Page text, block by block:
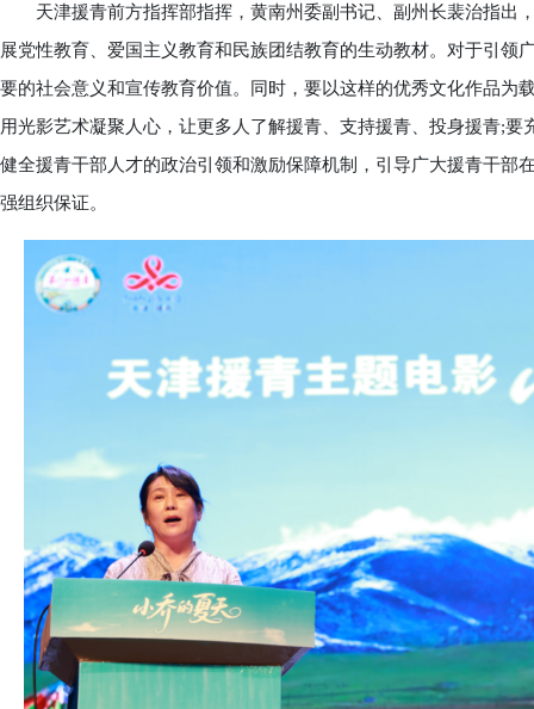
天津援青前方指挥部指挥，黄南州委副书记、副州长裴治指出
展党性教育、爱国主义教育和民族团结教育的生动教材。对于引领
要的社会意义和宣传教育价值。同时，要以这样的优秀文化作品为
用光影艺术凝聚人心，让更多人了解援青、支持援青、投身援青;
健全援青干部人才的政治引领和激励保障机制，引导广大援青干部
强组织保证。